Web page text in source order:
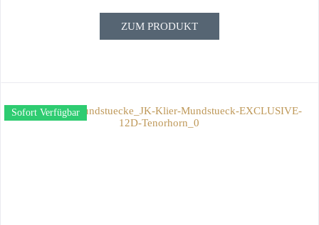
ZUM PRODUKT
Sofort Verfügbar